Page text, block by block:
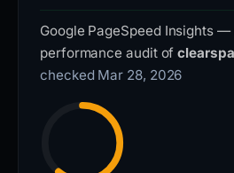
Google PageSpeed Insights —
performance audit of
checked Mar 28, 2026